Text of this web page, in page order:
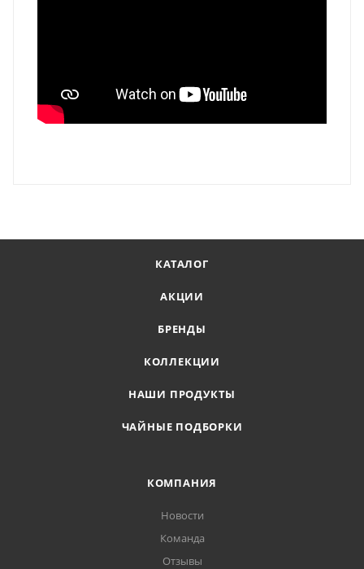
КАТАЛОГ
АКЦИИ
БРЕНДЫ
КОЛЛЕКЦИИ
НАШИ ПРОДУКТЫ
ЧАЙНЫЕ ПОДБОРКИ
КОМПАНИЯ
Новости
Команда
Отзывы